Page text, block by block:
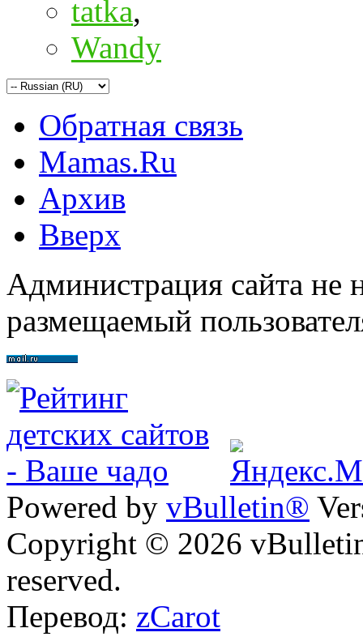
tatka,
Wandy
Обратная связь
Mamas.Ru
Архив
Вверх
Администрация сайта не
размещаемый
Powered by vBulletin®
Copyright © 2026
reserved.
Перевод: zCarot